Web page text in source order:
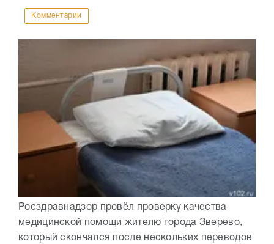
Комментарии
Росздравнадзор провёл проверку качества
медицинской помощи жителю города Зверево,
который скончался после нескольких переводов